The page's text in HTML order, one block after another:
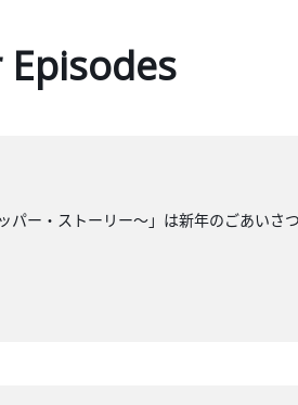
ー・ストーリー〜」は新年のごあいさ